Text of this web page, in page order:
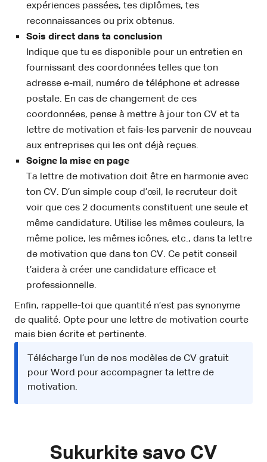
expériences passées, tes diplômes, tes
reconnaissances ou prix obtenus.
Sois direct dans ta conclusion
Indique que tu es disponible pour un entretien en
fournissant des coordonnées telles que ton
adresse e-mail, numéro de téléphone et adresse
postale. En cas de changement de ces
coordonnées, pense à mettre à jour ton CV et ta
lettre de motivation et fais-les parvenir de nouveau
aux entreprises qui les ont déjà reçues.
Soigne la mise en page
Ta lettre de motivation doit être en harmonie avec
ton CV. D’un simple coup d’œil, le recruteur doit
voir que ces 2 documents constituent une seule et
même candidature. Utilise les mêmes couleurs, la
même police, les mêmes icônes, etc., dans ta lettre
de motivation que dans ton CV. Ce petit conseil
t’aidera à créer une candidature efficace et
professionnelle.
Enfin, rappelle-toi que quantité n’est pas synonyme
de qualité. Opte pour une lettre de motivation courte
mais bien écrite et pertinente.
Télécharge l’un de nos modèles de CV gratuit
pour Word pour accompagner ta lettre de
motivation.
Sukurkite savo CV